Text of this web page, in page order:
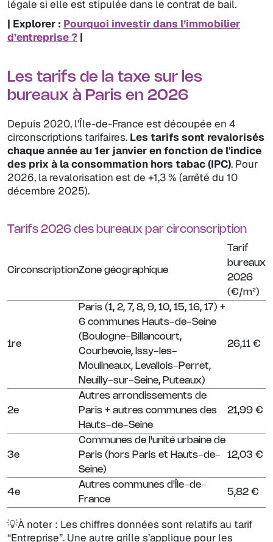
légale si elle est stipulée dans le contrat de bail.
| Explorer : Pourquoi investir dans l’immobilier
d’entreprise ? |
Les tarifs de la taxe sur les
bureaux à Paris en 2026
Depuis 2020, l'Île-de-France est découpée en 4
circonscriptions tarifaires. Les tarifs sont revalorisés
chaque année au 1er janvier en fonction de l'indice
des prix à la consommation hors tabac (IPC). Pour
2026, la revalorisation est de +1,3 % (arrêté du 10
décembre 2025).
Tarifs 2026 des bureaux par circonscription
CirconscriptionZone géographique
Tarif
bureaux
2026
(€/m²)
1re
Paris (1, 2, 7, 8, 9, 10, 15, 16, 17) +
6 communes Hauts-de-Seine
(Boulogne-Billancourt,
Courbevoie, Issy-les-
Moulineaux, Levallois-Perret,
Neuilly-sur-Seine, Puteaux)
26,11 €
2e
Autres arrondissements de
Paris + autres communes des
Hauts-de-Seine
21,99 €
3e
Communes de l'unité urbaine de
Paris (hors Paris et Hauts-de-
Seine)
12,03 €
4e
Autres communes d'Île-de-
France
5,82 €
💡À noter : Les chiffres données sont relatifs au tarif
“Entreprise”. Une autre grille s’applique pour les